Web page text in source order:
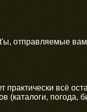
отправляемые
практически всё
(каталоги, погода,